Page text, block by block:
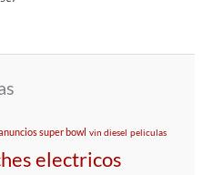
anuncios super bowl vin diesel peliculas
electricos